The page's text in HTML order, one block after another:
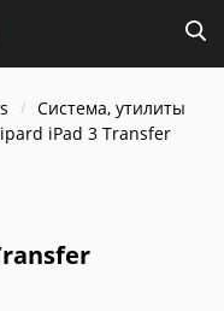
Система, утилиты
iPad 3 Transfer